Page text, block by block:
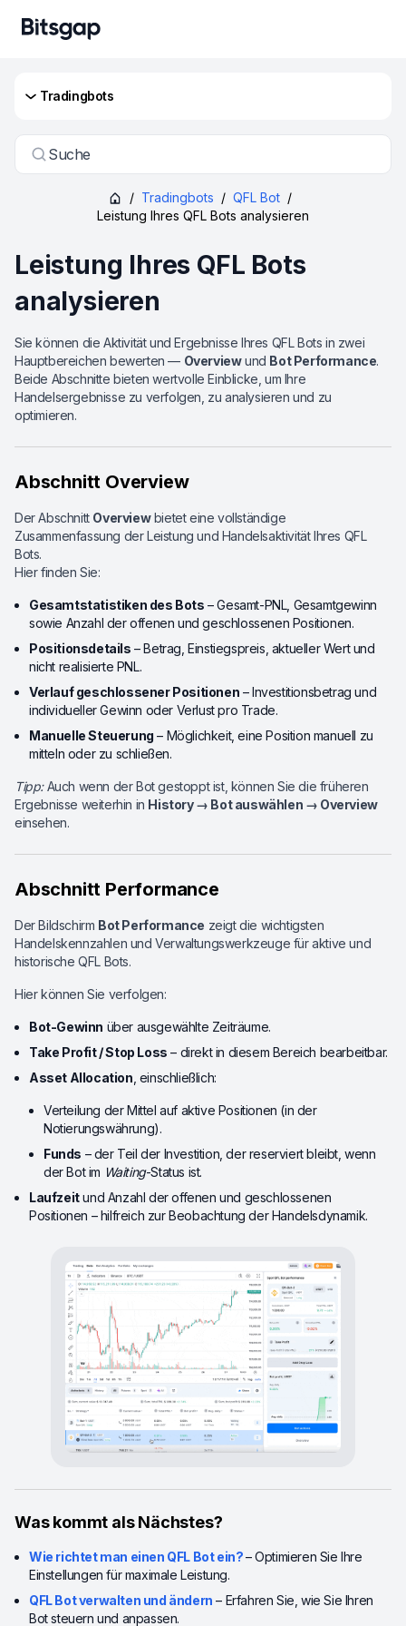
Tradingbots
Suche
/ Tradingbots / QFL Bot /
Leistung Ihres QFL Bots analysieren
Leistung Ihres QFL Bots
analysieren
Sie können die Aktivität und Ergebnisse Ihres QFL Bots in zwei
Hauptbereichen bewerten — Overviewund Bot Performance.
Beide Abschnitte bieten wertvolle Einblicke, um Ihre
Handelsergebnisse zu verfolgen, zu analysieren und zu
optimieren.
Abschnitt Overview
Der Abschnitt Overviewbietet eine vollständige
Zusammenfassung der Leistung und Handelsaktivität Ihres QFL
Bots.
Hier finden Sie:
Gesamtstatistiken des Bots – Gesamt-PNL, Gesamtgewinn
sowie Anzahl der offenen und geschlossenen Positionen.
Positionsdetails – Betrag, Einstiegspreis, aktueller Wert und
nicht realisierte PNL.
Verlauf geschlossener Positionen – Investitionsbetrag und
individueller Gewinn oder Verlust pro Trade.
Manuelle Steuerung – Möglichkeit, eine Position manuell zu
mitteln oder zu schließen.
Tipp:Auch wenn der Bot gestoppt ist, können Sie die früheren
Ergebnisse weiterhin in History → Bot auswählen → Overview
einsehen.
Abschnitt Performance
Der Bildschirm Bot Performance zeigt die wichtigsten
Handelskennzahlen und Verwaltungswerkzeuge für aktive und
historische QFL Bots.
Hier können Sie verfolgen:
Bot-Gewinn über ausgewählte Zeiträume.
Take Profit / Stop Loss – direkt in diesem Bereich bearbeitbar.
Asset Allocation , einschließlich:
Verteilung der Mittel auf aktive Positionen (in der
Notierungswährung).
Funds – der Teil der Investition, der reserviert bleibt, wenn
der Bot im Waiting-Status ist.
Laufzeitund Anzahl der offenen und geschlossenen
Positionen – hilfreich zur Beobachtung der Handelsdynamik.
Was kommt als Nächstes?
Wie richtet man einen QFL Bot ein?– Optimieren Sie Ihre
Einstellungen für maximale Leistung.
QFL Bot verwalten und ändern – Erfahren Sie, wie Sie Ihren
Bot steuern und anpassen.